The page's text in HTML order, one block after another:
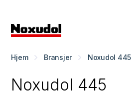
Hjem Bransjer Noxudol 445
Noxudol 445